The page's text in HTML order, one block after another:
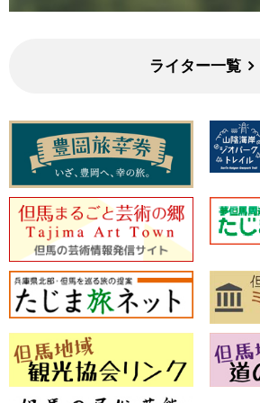
ライター一覧